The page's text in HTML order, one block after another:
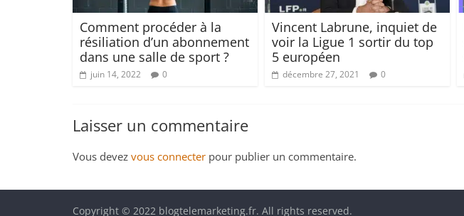
Comment procéder à la
résiliation d’un abonnement
dans une salle de sport ?
juin 14, 2022 0
Vincent Labrune, inquiet de
voir la Ligue 1 sortir du top
5 européen
décembre 27, 2021 0
Laisser un commentaire
Vous devez vous connecter pour publier un commentaire.
Copyright © 2022 blogtelemarketing.fr. All rights reserved.